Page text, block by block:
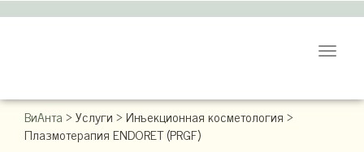
Toggle
ВиАнта>Услуги>Инъекционная косметология>
Плазмотерапия ENDORET (PRGF)